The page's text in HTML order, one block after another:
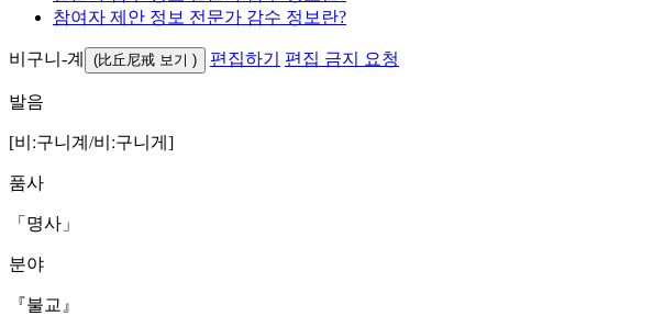
참여자 제안 정보 전문가 감수 정보란?
비구니-계 (比丘尼戒 보기 ) 편집하기 편집 금지 요청
발음
[비ː구니계/비ː구니게]
품사
「명사」
분야
『불교』